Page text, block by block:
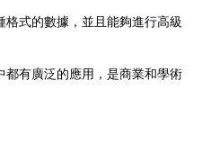
格式的數據，並且能夠進行高級
都有廣泛的應用，是商業和學術